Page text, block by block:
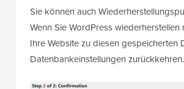
Sie können auch
Wenn Sie WordPress wiederherstellen
Ihre Website zu diesen gespeicherten
Datenbankeinstellungen zurückkehren.